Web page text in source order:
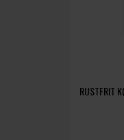
RUSTFRIT